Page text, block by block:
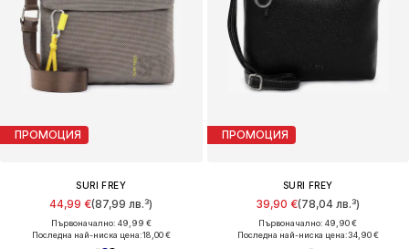
ПРОМОЦИЯ
SURI FREY
44,99 €(87,99 лв.³)
Първоначално: 49,99 €
Последна най-ниска цена:18,00 €
ПРОМОЦИЯ
SURI FREY
39,90 €(78,04 лв.³)
Първоначално: 49,90 €
Последна най-ниска цена:34,90 €